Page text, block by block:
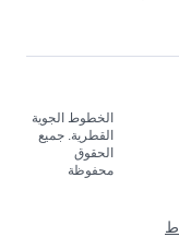
الخطوط الجوية
القطرية. جميع
الحقوق
محفوظة